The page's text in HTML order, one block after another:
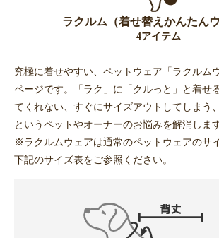
ラクルム（着せ替えかんたんウ
4アイテム
究極に着せやすい、ペットウェア「ラクルム
ページです。「ラク」に「クルっと」と着せ
てくれない、すぐにサイズアウトしてしまう
というペットやオーナーのお悩みを解消します
※ラクルムウェアは通常のペットウェアのサ
下記のサイズ表をご参照ください。